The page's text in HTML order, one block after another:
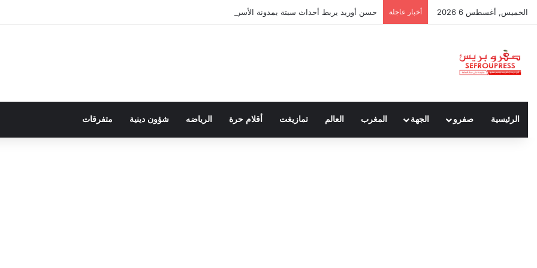
الخميس, أغسطس 6 2026 أخبار عاجلة حسن أوريد يربط أحداث سبتة بمدونة الأسرة في قراءة للتحولات الاجتماعية
الرئيسية صفرو الجهة المغرب العالم تمازيغت أقلام حرة الرياضه شؤون دينية متفرقات